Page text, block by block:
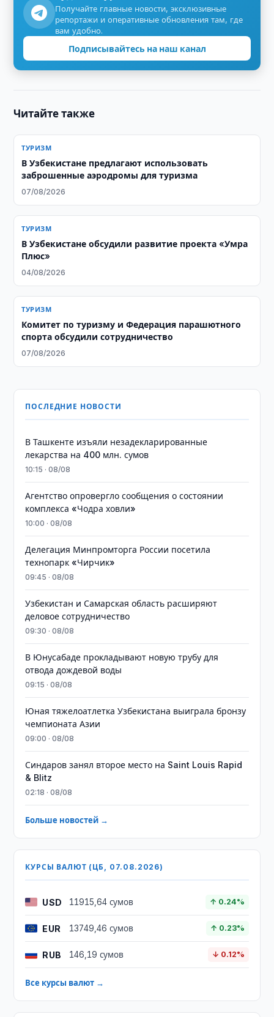
Получайте главные новости, эксклюзивные
репортажи и оперативные обновления там, где
вам удобно.
Подписывайтесь на наш канал
Читайте также
ТУРИЗМ
В Узбекистане предлагают использовать
заброшенные аэродромы для туризма
07/08/2026
ТУРИЗМ
В Узбекистане обсудили развитие проекта «Умра
Плюс»
04/08/2026
ТУРИЗМ
Комитет по туризму и Федерация парашютного
спорта обсудили сотрудничество
07/08/2026
ПОСЛЕДНИЕ НОВОСТИ
​​​​​​​В Ташкенте изъяли незадекларированные
лекарства на 400 млн. сумов
10:15 · 08/08
Агентство опровергло сообщения о состоянии
комплекса «Чодра ховли»
10:00 · 08/08
Делегация Минпромторга России посетила
технопарк «Чирчик»
09:45 · 08/08
Узбекистан и Самарская область расширяют
деловое сотрудничество
09:30 · 08/08
В Юнусабаде прокладывают новую трубу для
отвода дождевой воды
09:15 · 08/08
Юная тяжелоатлетка Узбекистана выиграла бронзу
чемпионата Азии
09:00 · 08/08
Синдаров занял второе место на Saint Louis Rapid
& Blitz
02:18 · 08/08
Больше новостей →
КУРСЫ ВАЛЮТ (ЦБ, 07.08.2026)
USD 11915,64 сумов ↑ 0.24%
EUR 13749,46 сумов ↑ 0.23%
RUB 146,19 сумов ↓ 0.12%
Все курсы валют →